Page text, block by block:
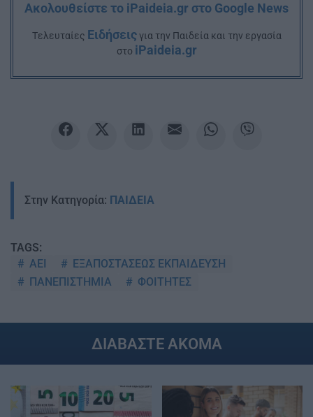
Ακολουθείστε το iPaideia.gr στο Google News
Tελευταίες Ειδήσειςγια την Παιδεία και την εργασία
στο iPaideia.gr
Στην Κατηγορία: ΠΑΙΔΕΙΑ
TAGS:
ΑΕΙ
ΕΞΑΠΟΣΤΑΣΕΩΣ ΕΚΠΑΙΔΕΥΣΗ
ΠΑΝΕΠΙΣΤΗΜΙΑ
ΦΟΙΤΗΤΕΣ
ΔΙΑΒΑΣΤΕ ΑΚΟΜΑ